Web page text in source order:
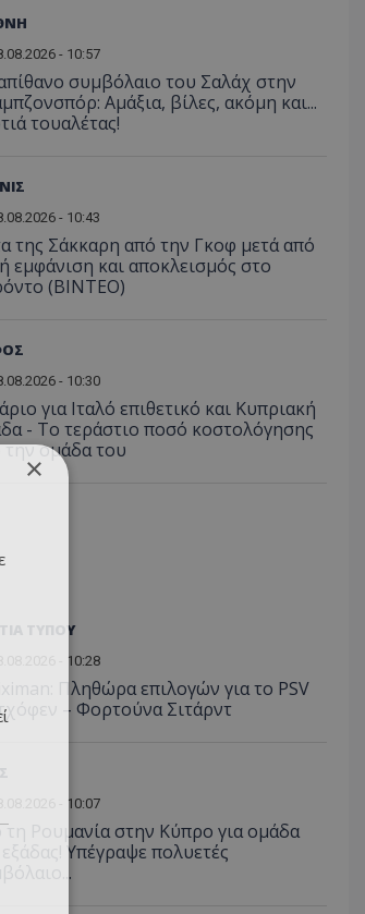
- 10:57
συμβόλαιο του Σαλάχ στην
Αμάξια, βίλες, ακόμη και...
τουαλέτας!
- 10:43
της Σάκκαρη από την Γκοφ μετά από
εμφάνιση και αποκλεισμός στο
(ΒΙΝΤΕΟ)
- 10:30
για Ιταλό επιθετικό και Κυπριακή
- Το τεράστιο ποσό κοστολόγησης
την ομάδα του
ΤΥΠΟΥ
- 10:28
Πληθώρα επιλογών για το PSV
– Φορτούνα Σιτάρντ
- 10:07
Ρουμανία στην Κύπρο για ομάδα
Υπέγραψε πολυετές
×